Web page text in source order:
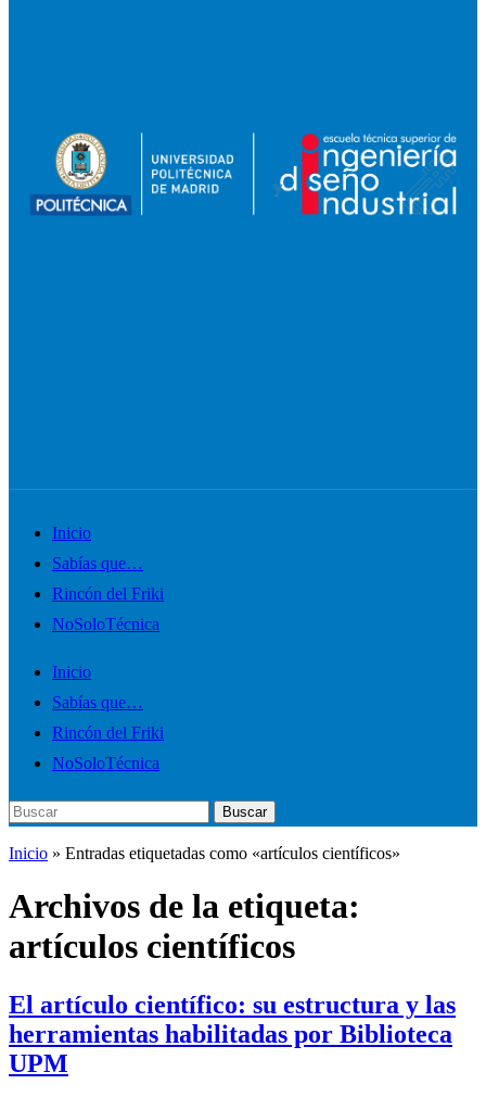
Alternar
menú
móvil
Inicio
Sabías que…
Rincón del Friki
NoSoloTécnica
Inicio
Sabías que…
Rincón del Friki
NoSoloTécnica
Buscar: Buscar
Inicio » Entradas etiquetadas como «artículos científicos»
Archivos de la etiqueta:
artículos científicos
El artículo científico: su estructura y las
herramientas habilitadas por Biblioteca
UPM